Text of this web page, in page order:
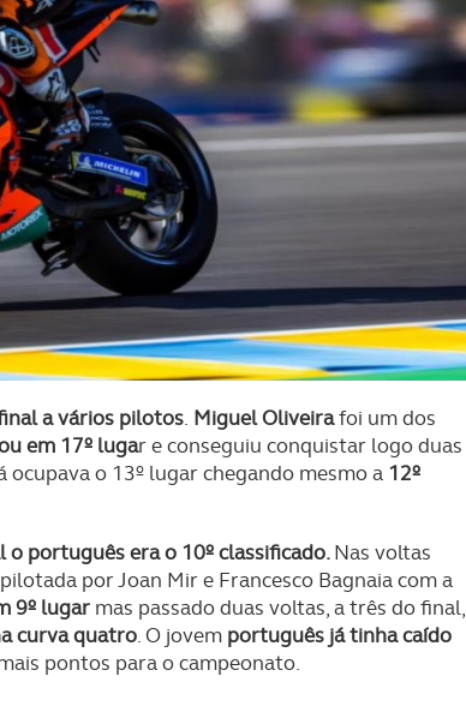
a vários pilotos. Miguel Oliveirafoi um dos
em 17º lugar e conseguiu conquistar logo duas
ocupava o 13º lugar chegando mesmo a 12º
português era o 10º classificado.Nas voltas
por Joan Mir e Francesco Bagnaia com a
9º lugar mas passado duas voltas, a três do final,
curva quatro. O jovem português já tinha caído
pontos para o campeonato.